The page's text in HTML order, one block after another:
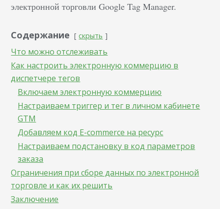
электронной торговли Google Tag Manager.
Содержание скрыть
Что можно отслеживать
Как настроить электронную коммерцию в
диспетчере тегов
Включаем электронную коммерцию
Настраиваем триггер и тег в личном кабинете
GTM
Добавляем код E-commerce на ресурс
Настраиваем подстановку в код параметров
заказа
Ограничения при сборе данных по электронной
торговле и как их решить
Заключение